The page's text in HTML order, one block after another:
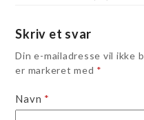
Skriv et svar
Din e-mailadresse vil ikke
er markeret med *
Navn *